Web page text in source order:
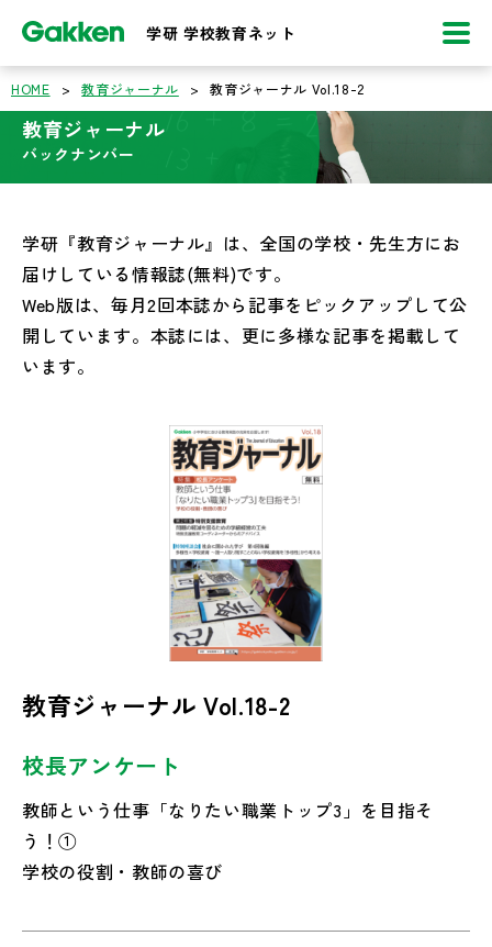
学研 学校教育ネット
HOME > 教育ジャーナル > 教育ジャーナル Vol.18-2
教育ジャーナル
バックナンバー
学研『教育ジャーナル』は、全国の学校・先生方にお
届けしている情報誌(無料)です。
Web版は、毎月2回本誌から記事をピックアップして公
開しています。本誌には、更に多様な記事を掲載して
います。
教育ジャーナル Vol.18-2
校長アンケート
教師という仕事「なりたい職業トップ3」を目指そ
う！①
学校の役割・教師の喜び